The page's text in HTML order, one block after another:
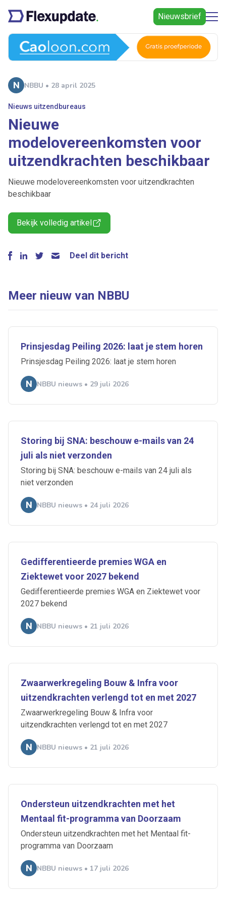
Nieuwsbrief
NBBU • 28 april 2025
Nieuws uitzendbureaus
Nieuwe
modelovereenkomsten voor
uitzendkrachten beschikbaar
Nieuwe modelovereenkomsten voor uitzendkrachten
beschikbaar
Bekijk volledig artikel
Deel dit bericht
Meer nieuw van NBBU
Prinsjesdag Peiling 2026: laat je stem horen
Prinsjesdag Peiling 2026: laat je stem horen
NBBU nieuws • 29 juli 2026
Storing bij SNA: beschouw e-mails van 24
juli als niet verzonden
Storing bij SNA: beschouw e-mails van 24 juli als
niet verzonden
NBBU nieuws • 24 juli 2026
Gedifferentieerde premies WGA en
Ziektewet voor 2027 bekend
Gedifferentieerde premies WGA en Ziektewet voor
2027 bekend
NBBU nieuws • 21 juli 2026
Zwaarwerkregeling Bouw & Infra voor
uitzendkrachten verlengd tot en met 2027
Zwaarwerkregeling Bouw & Infra voor
uitzendkrachten verlengd tot en met 2027
NBBU nieuws • 21 juli 2026
Ondersteun uitzendkrachten met het
Mentaal fit-programma van Doorzaam
Ondersteun uitzendkrachten met het Mentaal fit-
programma van Doorzaam
NBBU nieuws • 17 juli 2026